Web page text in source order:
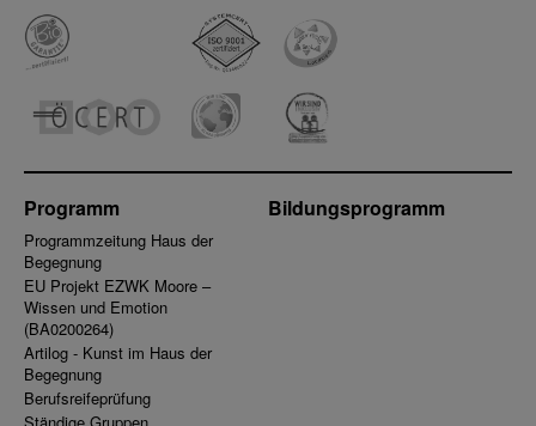
Programm
Programmzeitung Haus der
Begegnung
EU Projekt EZWK Moore –
Wissen und Emotion
(BA0200264)
Artilog - Kunst im Haus der
Begegnung
Berufsreifeprüfung
Bildungsprogramm